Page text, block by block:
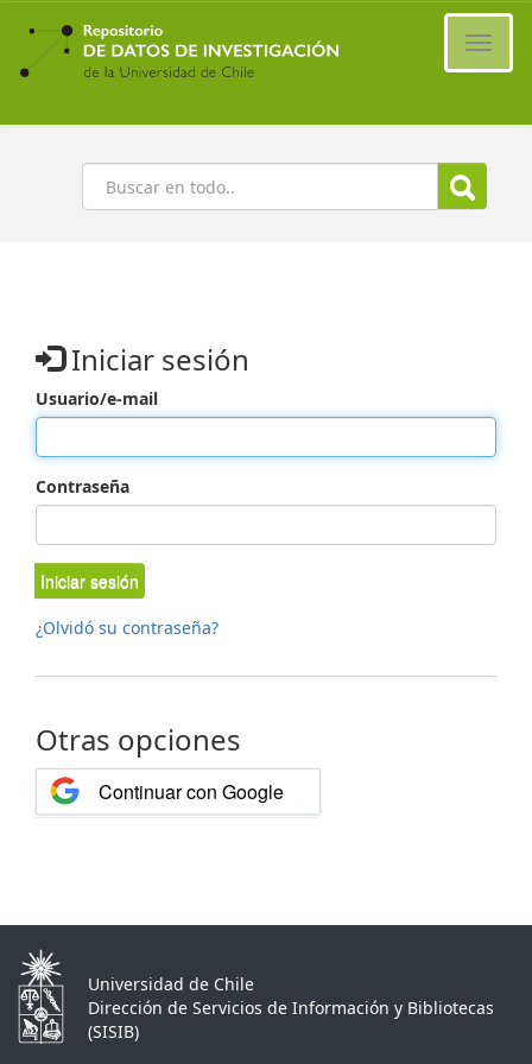
Ir
contenido
principal
Buscar
Iniciar sesión
Usuario/e-mail
Contraseña
Iniciar sesión
¿Olvidó su contraseña?
Otras opciones
Continuar con Google
Universidad de Chile
Dirección de Servicios de Información y Bibliotecas
(SISIB)